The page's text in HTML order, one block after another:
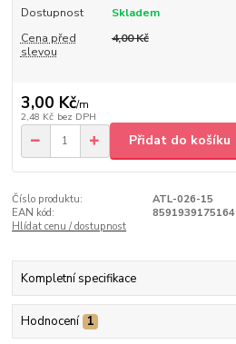
Dostupnost
Skladem
Cena před
slevou
4,00 Kč
3,00 Kč/m
2,48 Kč bez DPH
Přidat do košíku
Číslo produktu:
ATL-026-15
EAN kód:
8591939175164
Hlídat cenu / dostupnost
Kompletní specifikace
Hodnocení 1